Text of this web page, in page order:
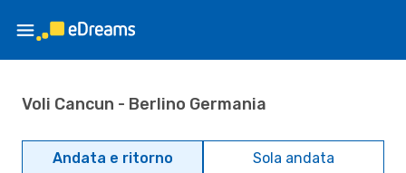
Voli Cancun - Berlino Germania
Andata e ritorno Sola andata